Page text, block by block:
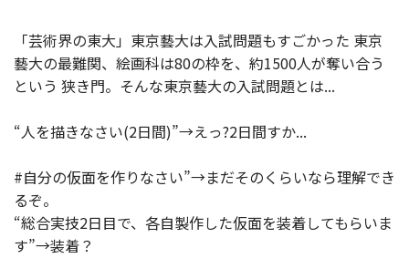
「芸術界の東大」東京藝大は入試問題もすごかった 東京
藝大の最難関、絵画科は80の枠を、約1500人が奪い合う
という 狭き門。そんな東京藝大の入試問題とは...
“人を描きなさい(2日間)”→えっ?2日間すか...
#自分の仮面を作りなさい”→まだそのくらいなら理解でき
るぞ。
“総合実技2日目で、各自製作した仮面を装着してもらいま
す”→装着？